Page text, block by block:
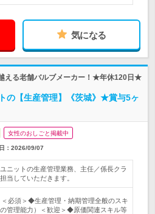
気になる
える老舗バルブメーカー！★年休120日★
の【生産管理】《茨城》★賞与5ヶ
女性のおしごと掲載中
： 2026/09/07
ニットの生産管理業務、主任／係長クラ
当していただきます。
＜必須＞◆生産管理・納期管理全般のスキ
管理能力）＜歓迎＞◆原価関連スキル等